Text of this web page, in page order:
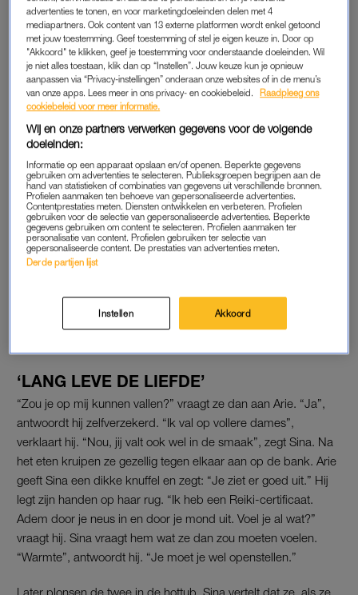
te erg. Maar daar kan ik niets aan doen.”
Tijdens het eten is Sina benieuwd naar de gekste plekjes waar
Arie het ooit heeft gedaan. Dat laat hij zich geen twee keer
vragen. “In een bus, in het Oostvoornse Meer, in de keuken, in
de gang en beneden in de kelderbox. En ook nog tussen de
bramen.” Sina moet lachen en somt ook háár gekste plekjes
op. “Bij een kinderboerderij, op een biljarttafel, in een volle
kroeg en boven op de stadspoort. Iedereen kon me horen.”
Arie moet hard lachen om de wilde verhalen van Sina, die haar
glasbierleegdrinkt en een boer laat.
Susan (42) en Marcel (46) delen
‘LANG LEVE DE LIEFDE’
“Zou je op mij kunnen vallen?” vraagt ze dan aan Arie. “Ja”,
antwoordt hij zelfverzekerd. “Ik val op vollere dames”,
verklaart hij. “Nou, jij valt ook wel in de smaak”, zegt Sina. Na
het eten kruipen ze gezellig tegen elkaar aan op de bank. Arie
geeft Sina een dikke knuffel en zegt: “Je ziet er goed uit.” Hij
legt zijn handen op haar rug. “Ik heb een Reiki-certificaat.
Adem door je neus in en door je mond uit. Voel je al wat?”
vraagt hij. Sina vraagt hem wat ze dan zou moeten voelen.
“Warmte”, antwoordt hij. “Je moet je wel openstellen.”
Later plonsen de twee in de hottub. Sina vertelt dat ze, als ze
advertenties te tonen, en voor marketingdoeleinden delen met 4
mediapartners. Ook content van 13 externe platformen wordt enkel getoond
met jouw toestemming. Geef toestemming of stel je eigen keuze in. Door op
"Akkoord" te klikken, geef je toestemming voor onderstaande doeleinden. Wil
je niet alles toestaan, klik dan op “Instellen”. Jouw keuze kun je opnieuw
aanpassen via “Privacy-instellingen” onderaan onze websites of in de menu’s
van onze apps. Lees meer in ons privacy- en cookiebeleid.
Raadpleeg ons
cookiebeleid voor meer informatie.
Wij en onze partners verwerken gegevens voor de volgende
doeleinden:
Informatie op een apparaat opslaan en/of openen. Beperkte gegevens
gebruiken om advertenties te selecteren. Publieksgroepen begrijpen aan de
hand van statistieken of combinaties van gegevens uit verschillende bronnen.
Profielen aanmaken ten behoeve van gepersonaliseerde advertenties.
Contentprestaties meten. Diensten ontwikkelen en verbeteren. Profielen
gebruiken voor de selectie van gepersonaliseerde advertenties. Beperkte
gegevens gebruiken om content te selecteren. Profielen aanmaken ter
personalisatie van content. Profielen gebruiken ter selectie van
gepersonaliseerde content. De prestaties van advertenties meten.
Derde partijen lijst
Instellen Akkoord